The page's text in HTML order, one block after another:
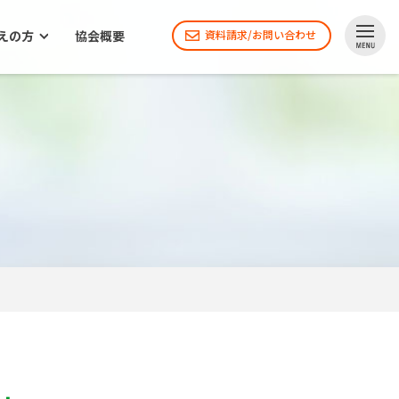
の方 協会概要 資料請求/お問い合わせ